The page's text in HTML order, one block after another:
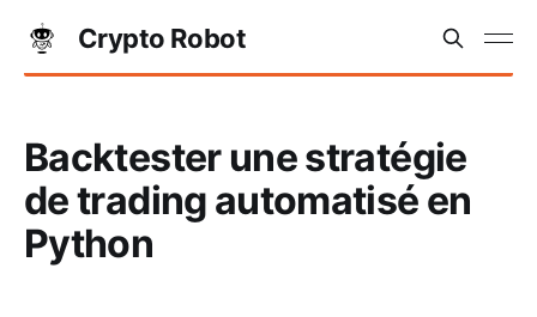
Crypto Robot
Backtester une stratégie
de trading automatisé en
Python